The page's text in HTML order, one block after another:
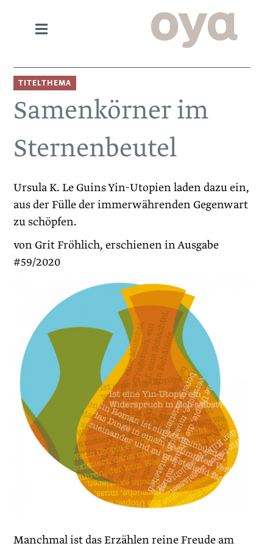
TITELTHEMA
Samenkörner im
Sternenbeutel
Ursula K. Le Guins Yin-Utopien laden dazu ein,
aus der Fülle der immerwährenden Gegenwart
zu schöpfen.
von Grit Fröhlich, erschienen in Ausgabe
#59/2020
Manchmal ist das Erzählen reine Freude am